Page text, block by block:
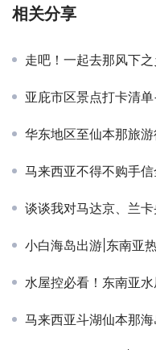
相关分享
走吧！一起去那风下之乡感
亚庇市区景点打卡清
华东地区至仙本那旅游行程推荐|上海
马来西亚不得不购手
谈谈我对马达京、兰
小白海岛出游|东南亚
水屋控必看！东南亚水
马来西亚斗湖仙本那